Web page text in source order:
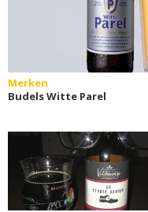
Merken
Budels Witte Parel